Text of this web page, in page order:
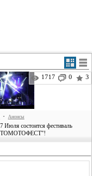
1717 0 3
• Анонсы
Июля состоится фестиваль